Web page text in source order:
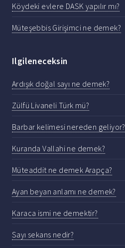
Köydeki evlere DASK yapılır mı?
Müteşebbis Girişimci ne demek?
Ilgileneceksin
Ardışık doğal sayı ne demek?
Zülfü Livaneli Türk mü?
Barbar kelimesi nereden geliyor?
Kuranda Vallahi ne demek?
Müteaddit ne demek Arapça?
Ayan beyan anlamı ne demek?
Karaca ismi ne demektir?
Sayı sekans nedir?